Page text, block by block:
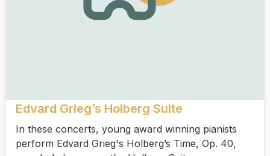
Edvard Grieg’s Holberg Suite
In these concerts, young award winning pianists
perform Edvard Grieg's Holberg’s Time, Op. 40,